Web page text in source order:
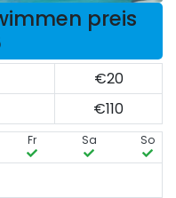
preis
€20
€110
Fr Sa So